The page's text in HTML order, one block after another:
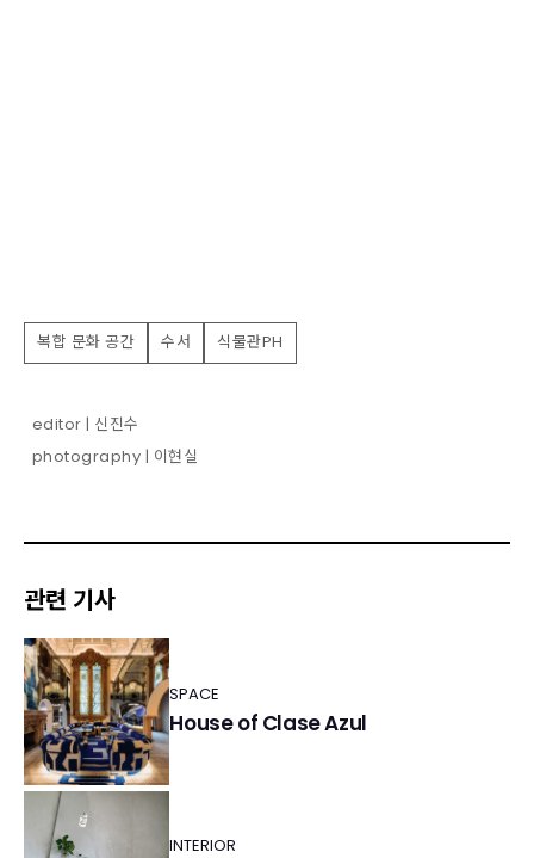
복합 문화 공간 수서 식물관PH
editor | 신진수
photography | 이현실
관련 기사
SPACE
House of Clase Azul
INTERIOR